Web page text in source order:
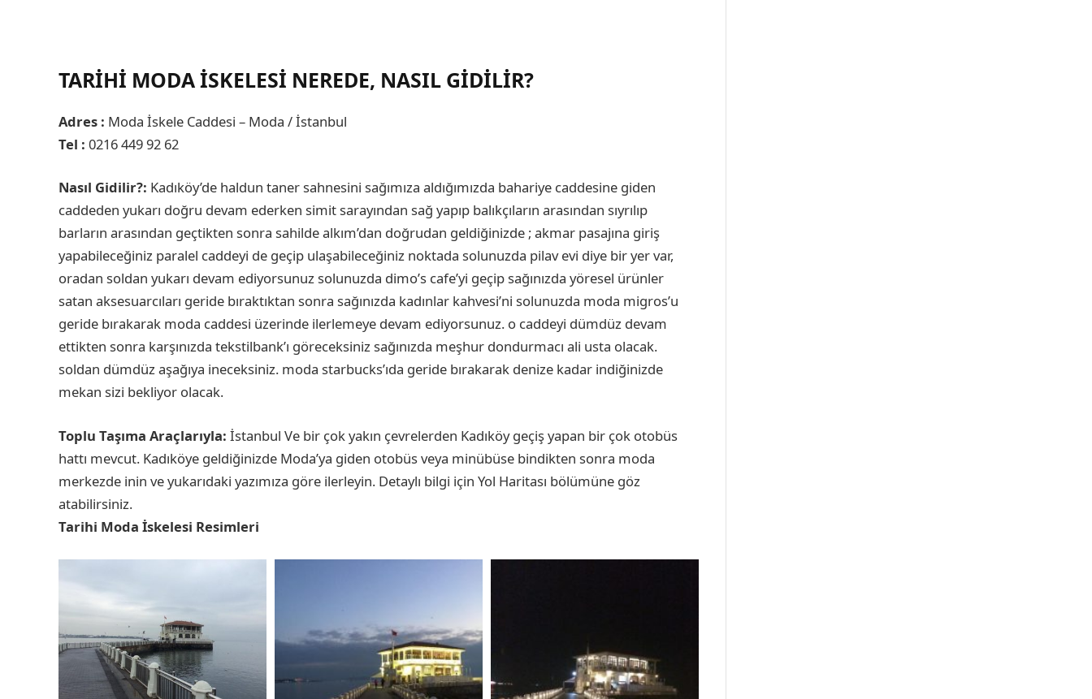
TARIHI MODA İSKELESI NEREDE, NASIL GIDILIR?
Adres : Moda İskele Caddesi – Moda / İstanbul
Tel : 0216 449 92 62
Nasıl Gidilir?: Kadıköy’de haldun taner sahnesini sağımıza aldığımızda bahariye caddesine giden
caddeden yukarı doğru devam ederken simit sarayından sağ yapıp balıkçıların arasından sıyrılıp
barların arasından geçtikten sonra sahilde alkım’dan doğrudan geldiğinizde ; akmar pasajına giriş
yapabileceğiniz paralel caddeyi de geçip ulaşabileceğiniz noktada solunuzda pilav evi diye bir yer var,
oradan soldan yukarı devam ediyorsunuz solunuzda dimo’s cafe’yi geçip sağınızda yöresel ürünler
satan aksesuarcıları geride bıraktıktan sonra sağınızda kadınlar kahvesi’ni solunuzda moda migros’u
geride bırakarak moda caddesi üzerinde ilerlemeye devam ediyorsunuz. o caddeyi dümdüz devam
ettikten sonra karşınızda tekstilbank’ı göreceksiniz sağınızda meşhur dondurmacı ali usta olacak.
soldan dümdüz aşağıya ineceksiniz. moda starbucks’ıda geride bırakarak denize kadar indiğinizde
mekan sizi bekliyor olacak.
Toplu Taşıma Araçlarıyla: İstanbul Ve bir çok yakın çevrelerden Kadıköy geçiş yapan bir çok otobüs
hattı mevcut. Kadıköye geldiğinizde Moda’ya giden otobüs veya minübüse bindikten sonra moda
merkezde inin ve yukarıdaki yazımıza göre ilerleyin. Detaylı bilgi için Yol Haritası bölümüne göz
atabilirsiniz.
Tarihi Moda İskelesi Resimleri